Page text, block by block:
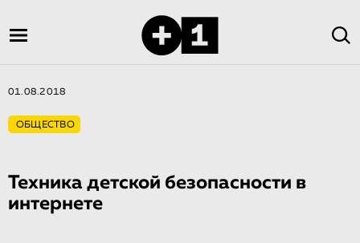
01.08.2018
ОБЩЕСТВО
Техника детской безопасности в
интернете